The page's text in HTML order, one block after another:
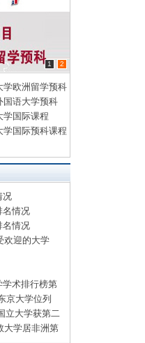
1 2
学欧洲留学预科
国语大学预科
学国际课程
学国际预科课程
况
名情况
名情况
欢迎的大学
学术排行榜第
京大学位列
立大学获第二
大学居非洲第